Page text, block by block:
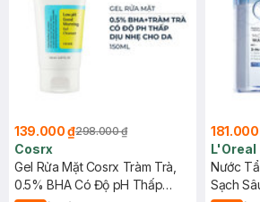
139.000 ₫298.000 ₫
Cosrx
Gel Rửa Mặt Cosrx Tràm Trà,
0.5% BHA Có Độ pH Thấp
L'Oreal
Nước
Sạch